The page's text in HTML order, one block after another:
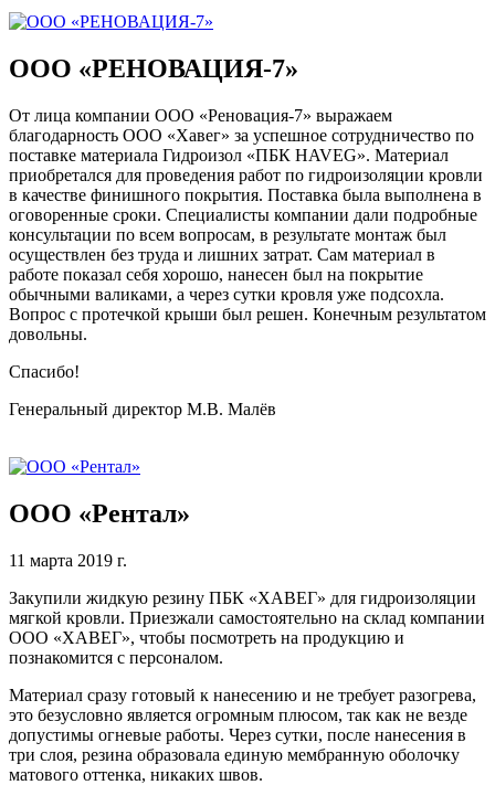
ООО «РЕНОВАЦИЯ-7»
От лица компании ООО «Реновация-7» выражаем
благодарность ООО «Хавег» за успешное сотрудничество по
поставке материала Гидроизол «ПБК HAVEG». Материал
приобретался для проведения работ по гидроизоляции кровли
в качестве финишного покрытия. Поставка была выполнена в
оговоренные сроки. Специалисты компании дали подробные
консультации по всем вопросам, в результате монтаж был
осуществлен без труда и лишних затрат. Сам материал в
работе показал себя хорошо, нанесен был на покрытие
обычными валиками, а через сутки кровля уже подсохла.
Вопрос с протечкой крыши был решен. Конечным результатом
довольны.
Спасибо!
Генеральный директор М.В. Малёв
ООО «Рентал»
11 марта 2019 г.
Закупили жидкую резину ПБК «ХАВЕГ» для гидроизоляции
мягкой кровли. Приезжали самостоятельно на склад компании
ООО «ХАВЕГ», чтобы посмотреть на продукцию и
познакомится с персоналом.
Материал сразу готовый к нанесению и не требует разогрева,
это безусловно является огромным плюсом, так как не везде
допустимы огневые работы. Через сутки, после нанесения в
три слоя, резина образовала единую мембранную оболочку
матового оттенка, никаких швов.